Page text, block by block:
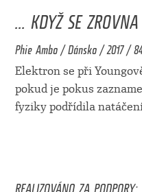
... KDYŽ SE
Phie Ambo / Dánsko / 2017 /
Elektron se při
pokud je pokus
fyziky podřídila
REALIZOVÁNO ZA PODPORY: